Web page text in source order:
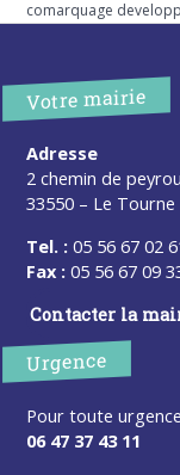
comarquage
Votre mairie
Adresse
2 chemin de
33550 – Le Tourne
Tel. : 05 56 67 02
Fax : 05 56 67 09
Contacter la
Urgence
Pour toute
06 47 37 43 11